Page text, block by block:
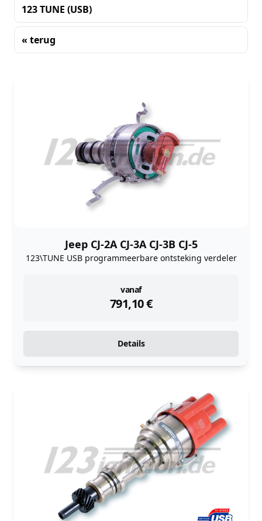
123 TUNE (USB)
« terug
Jeep CJ-2A CJ-3A CJ-3B CJ-5
123\TUNE USB programmeerbare ontsteking verdeler
vanaf
791,10€
instock
Details